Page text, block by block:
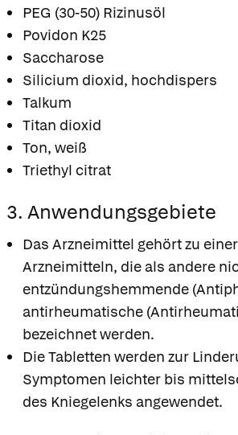
PEG (30-50) Rizinusöl
Povidon K25
Saccharose
Silicium dioxid, hochdispers
Talkum
Titan dioxid
Ton, weiß
Triethyl citrat
3. Anwendungsgebiete
Das Arzneimittel gehört zu
Arzneimitteln, die als andere
entzündungshemmende
antirheumatische
bezeichnet werden.
Die Tabletten werden zur
Symptomen leichter bis
des Kniegelenks angewendet.